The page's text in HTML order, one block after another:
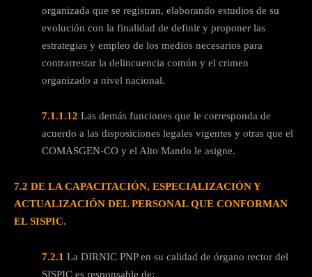
organizada que se registran, elaborando estudios de su
evolución con la finalidad de definir y proponer las
estrategias y empleo de los medios necesarios para
contrarrestar la delincuencia común y el crimen
organizado a nivel nacional.
7.1.1.12 Las demás funciones que le corresponda de
acuerdo a las disposiciones legales vigentes y otras que el
COMASGEN-CO y el Alto Mando le asigne.
7.2 DE LA CAPACITACIÓN, ESPECIALIZACIÓN Y
ACTUALIZACIÓN DEL PERSONAL QUE CONFORMAN
EL SISPIC.
7.2.1 La DIRNIC PNP en su calidad de órgano rector del
SISPIC es responsable de: